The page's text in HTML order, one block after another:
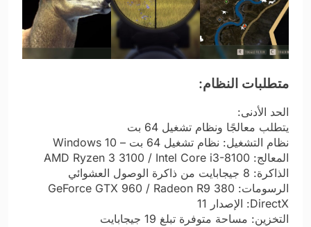
متطلبات النظام:
الحد الأدنى:
يتطلب معالجًا ونظام تشغيل 64 بت
نظام التشغيل: نظام تشغيل 64 بت – Windows 10
المعالج: AMD Ryzen 3 3100 / Intel Core i3-8100
الذاكرة: 8 جيجابايت من ذاكرة الوصول العشوائي
الرسومات: GeForce GTX 960 / Radeon R9 380
DirectX: الإصدار 11
التخزين: مساحة متوفرة تبلغ 19 جيجابايت